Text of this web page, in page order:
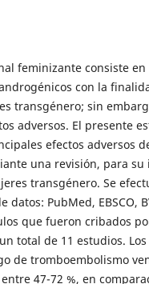
feminizante consiste
con la
transgénero; sin
adversos. El presente
efectos adversos
una revisión, para su
transgénero. Se
datos: PubMed, EBSCO,
que fueron cribados
total de 11 estudios.
de tromboembolismo
47-72 %, en